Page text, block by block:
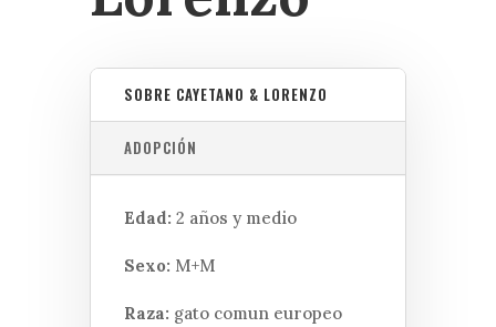
SOBRE CAYETANO & LORENZO
ADOPCIÓN
Edad: 2 años y medio
Sexo: M+M
Raza: gato comun europeo